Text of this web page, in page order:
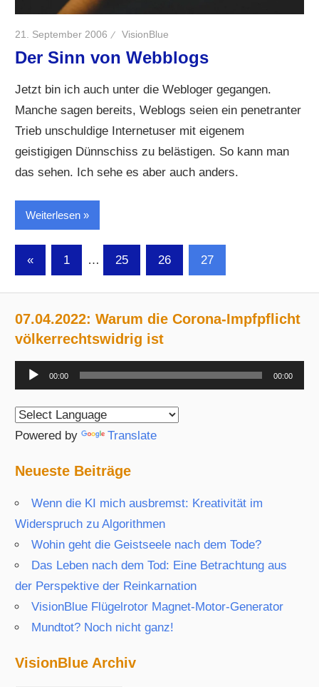
21. September 2006 VisionBlue
Der Sinn von Webblogs
Jetzt bin ich auch unter die Webloger gegangen.
Manche sagen bereits, Weblogs seien ein penetranter
Trieb unschuldige Internetuser mit eigenem
geistigigen Dünnschiss zu belästigen. So kann man
das sehen. Ich sehe es aber auch anders.
Weiterlesen
Seitennummerierung
Beiträge
«Vorherige
1 … 25 26 27
07.04.2022: Warum die Corona-Impfpflicht
völkerrechtswidrig ist
Audio-
Player
00:00 00:00
Powered by Translate
Neueste Beiträge
Wenn die KI mich ausbremst: Kreativität im
Widerspruch zu Algorithmen
Wohin geht die Geistseele nach dem Tode?
Das Leben nach dem Tod: Eine Betrachtung aus
der Perspektive der Reinkarnation
VisionBlue Flügelrotor Magnet-Motor-Generator
Mundtot? Noch nicht ganz!
VisionBlue Archiv